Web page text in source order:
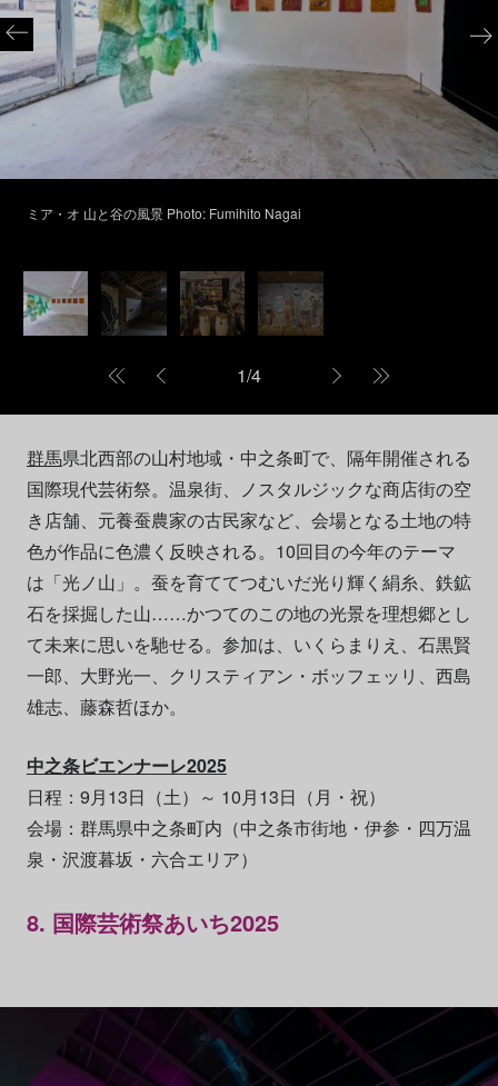
ミア・オ 山と谷の風景 Photo: Fumihito Nagai
1/4
群馬県北西部の山村地域・中之条町で、隔年開催される
国際現代芸術祭。温泉街、ノスタルジックな商店街の空
き店舗、元養蚕農家の古民家など、会場となる土地の特
色が作品に色濃く反映される。10回目の今年のテーマ
は「光ノ山」。蚕を育ててつむいだ光り輝く絹糸、鉄鉱
石を採掘した山……かつてのこの地の光景を理想郷とし
て未来に思いを馳せる。参加は、いくらまりえ、石黒賢
一郎、大野光一、クリスティアン・ボッフェッリ、西島
雄志、藤森哲ほか。
中之条ビエンナーレ2025
日程：9月13日（土）～ 10月13日（月・祝）
会場：群馬県中之条町内（中之条市街地・伊参・四万温
泉・沢渡暮坂・六合エリア）
8. 国際芸術祭あいち2025